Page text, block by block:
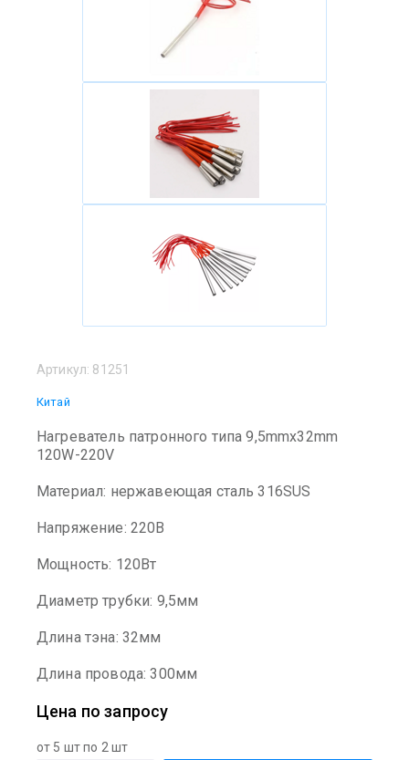
Артикул: 81251
Китай
Нагреватель патронного типа 9,5mmx32mm
120W-220V
Материал: нержавеющая сталь 316SUS
Напряжение: 220В
Мощность: 120Вт
Диаметр трубки: 9,5мм
Длина тэна: 32мм
Длина провода: 300мм
Цена по запросу
от 5 шт по 2 шт